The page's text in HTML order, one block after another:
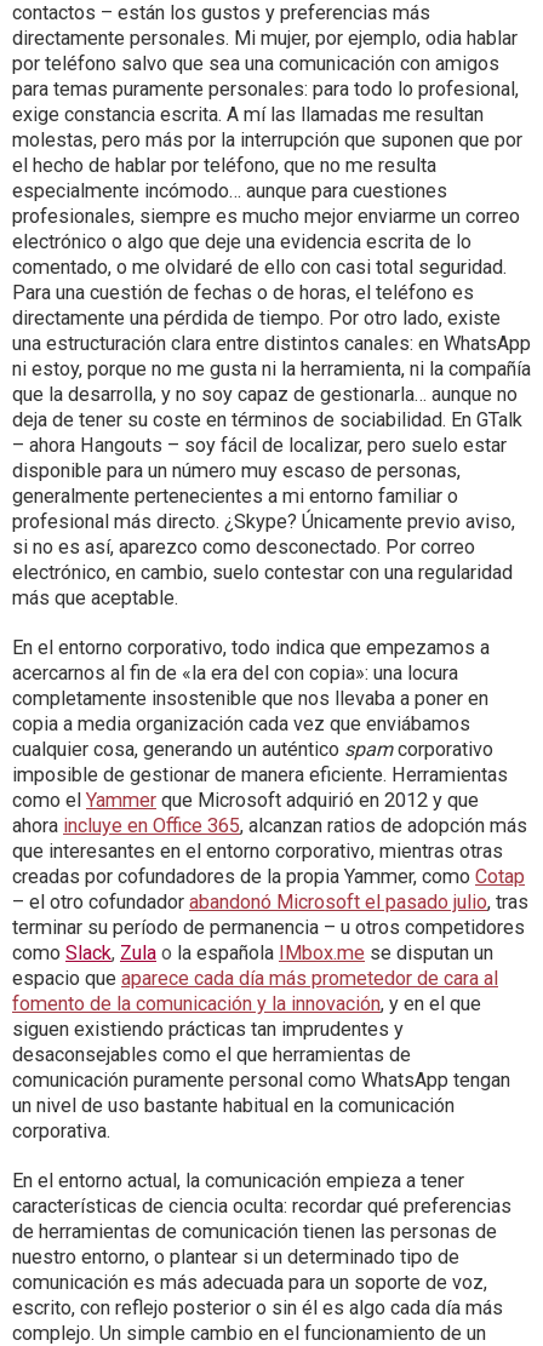
contactos – están los gustos y preferencias más
directamente personales. Mi mujer, por ejemplo, odia hablar
por teléfono salvo que sea una comunicación con amigos
para temas puramente personales: para todo lo profesional,
exige constancia escrita. A mí las llamadas me resultan
molestas, pero más por la interrupción que suponen que por
el hecho de hablar por teléfono, que no me resulta
especialmente incómodo… aunque para cuestiones
profesionales, siempre es mucho mejor enviarme un correo
electrónico o algo que deje una evidencia escrita de lo
comentado, o me olvidaré de ello con casi total seguridad.
Para una cuestión de fechas o de horas, el teléfono es
directamente una pérdida de tiempo. Por otro lado, existe
una estructuración clara entre distintos canales: en WhatsApp
ni estoy, porque no me gusta ni la herramienta, ni la compañía
que la desarrolla, y no soy capaz de gestionarla… aunque no
deja de tener su coste en términos de sociabilidad. En GTalk
– ahora Hangouts – soy fácil de localizar, pero suelo estar
disponible para un número muy escaso de personas,
generalmente pertenecientes a mi entorno familiar o
profesional más directo. ¿Skype? Únicamente previo aviso,
si no es así, aparezco como desconectado. Por correo
electrónico, en cambio, suelo contestar con una regularidad
más que aceptable.
En el entorno corporativo, todo indica que empezamos a
acercarnos al fin de «la era del con copia»: una locura
completamente insostenible que nos llevaba a poner en
copia a media organización cada vez que enviábamos
cualquier cosa, generando un auténtico spamcorporativo
imposible de gestionar de manera eficiente. Herramientas
como el Yammer que Microsoft adquirió en 2012 y que
ahora incluye en Office 365, alcanzan ratios de adopción más
que interesantes en el entorno corporativo, mientras otras
creadas por cofundadores de la propia Yammer, como Cotap
– el otro cofundador abandonó Microsoft el pasado julio, tras
terminar su período de permanencia – u otros competidores
como Slack, Zula o la española IMbox.me se disputan un
espacio que aparece cada día más prometedor de cara al
fomento de la comunicación y la innovación, y en el que
siguen existiendo prácticas tan imprudentes y
desaconsejables como el que herramientas de
comunicación puramente personal como WhatsApp tengan
un nivel de uso bastante habitual en la comunicación
corporativa.
En el entorno actual, la comunicación empieza a tener
características de ciencia oculta: recordar qué preferencias
de herramientas de comunicación tienen las personas de
nuestro entorno, o plantear si un determinado tipo de
comunicación es más adecuada para un soporte de voz,
escrito, con reflejo posterior o sin él es algo cada día más
complejo. Un simple cambio en el funcionamiento de un